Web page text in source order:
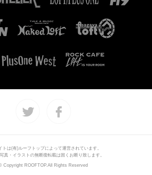
トは(有)ルーフトップによって運営されています。
真・イラストの無断復転載は固くお断り致します。
Copyright ROOFTOP.All Rights Reserved